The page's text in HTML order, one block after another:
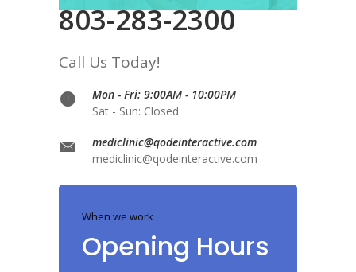
803-283-2300
Call Us Today!
Mon - Fri: 9:00AM - 10:00PM
Sat - Sun: Closed
mediclinic@qodeinteractive.com
mediclinic@qodeinteractive.com
When we work
Opening Hours